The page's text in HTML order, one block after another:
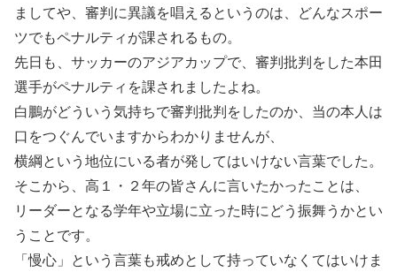
ましてや、審判に異議を唱えるというのは、どんなスポー
ツでもペナルティが課されるもの。
先日も、サッカーのアジアカップで、審判批判をした本田
選手がペナルティを課されましたよね。
白鵬がどういう気持ちで審判批判をしたのか、当の本人は
口をつぐんでいますからわかりませんが、
横綱という地位にいる者が発してはいけない言葉でした。
そこから、高１・２年の皆さんに言いたかったことは、
リーダーとなる学年や立場に立った時にどう振舞うかとい
うことです。
「慢心」という言葉も戒めとして持っていなくてはいけま